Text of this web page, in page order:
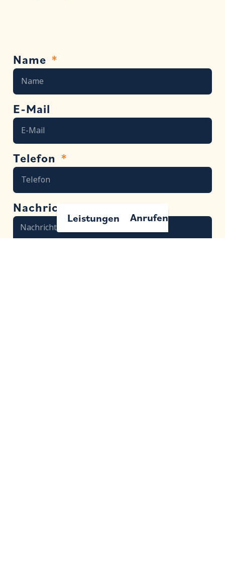
Leistungen Anrufen
Name
E-Mail
Telefon
Nachricht